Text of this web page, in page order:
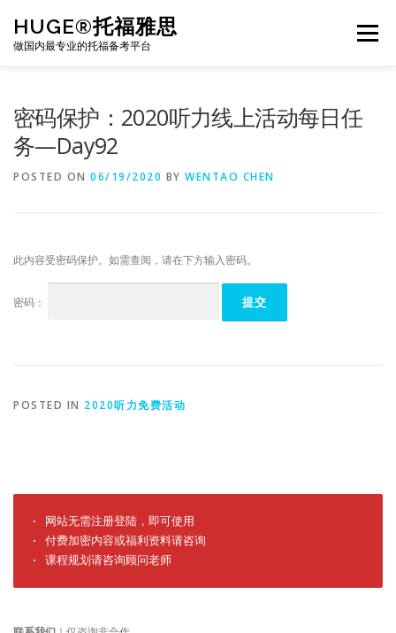
content
HUGE®托福雅思
做国内最专业的托福备考平台
Menu
密码保护：2020听力线上活动每日任
务—Day92
POSTED ON 06/19/2020 BY WENTAO CHEN
此内容受密码保护。如需查阅，请在下方输入密码。
密码：
POSTED IN 2020听力免费活动
· 网站无需注册登陆，即可使用
· 付费加密内容或福利资料请咨询
· 课程规划请咨询顾问老师